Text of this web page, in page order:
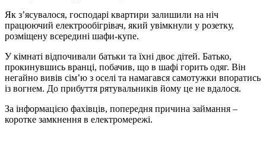
Як з’ясувалося, господарі квартири залишили на ніч
працюючий електрообігрівач, який увімкнули у розетку,
розміщену всередині шафи-купе.
У кімнаті відпочивали батьки та їхні двоє дітей. Батько,
прокинувшись вранці, побачив, що в шафі горить одяг. Він
негайно вивів сім’ю з оселі та намагався самотужки впоратись
із вогнем. До прибуття рятувальників йому це не вдалося.
За інформацією фахівців, попередня причина займання –
коротке замкнення в електромережі.